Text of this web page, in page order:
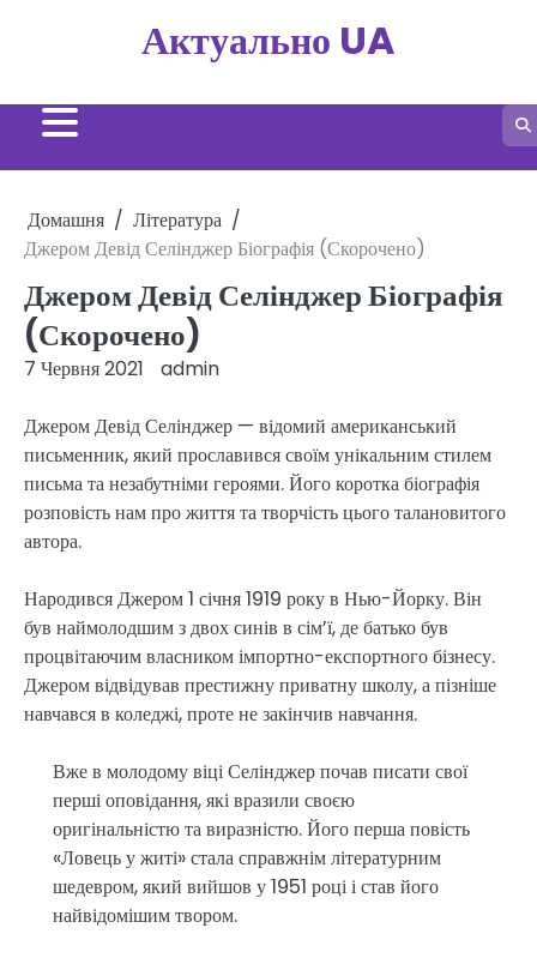
Актуально UA
Домашня
Література
Джером Девід Селінджер Біографія (Скорочено)
Джером Девід Селінджер Біографія
(Скорочено)
7 Червня 2021 admin
Джером Девід Селінджер — відомий американський
письменник, який прославився своїм унікальним стилем
письма та незабутніми героями. Його коротка біографія
розповість нам про життя та творчість цього талановитого
автора.
Народився Джером 1 січня 1919 року в Нью-Йорку. Він
був наймолодшим з двох синів в сім’ї, де батько був
процвітаючим власником імпортно-експортного бізнесу.
Джером відвідував престижну приватну школу, а пізніше
навчався в коледжі, проте не закінчив навчання.
Вже в молодому віці Селінджер почав писати свої
перші оповідання, які вразили своєю
оригінальністю та виразністю. Його перша повість
«Ловець у житі» стала справжнім літературним
шедевром, який вийшов у 1951 році і став його
найвідомішим твором.